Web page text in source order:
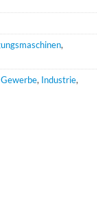
,
Gewerbe, Industrie,